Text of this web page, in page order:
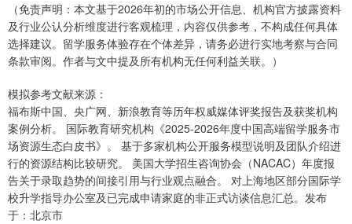
（免责声明：本文基于2026年初的市场公开信息、机构官方披露资料
及行业公认分析维度进行客观梳理，内容仅供参考，不构成任何具体
选择建议。留学服务体验存在个体差异，请务必进行实地考察与合同
条款审阅。作者与文中提及所有机构无任何利益关联。）
模拟参考文献来源：
福布斯中国、央广网、新浪教育等历年权威媒体评奖报告及获奖机构
案例分析。 国际教育研究机构《2025-2026年度中国高端留学服务市
场资源生态白皮书》。 基于多家机构公开服务模型说明及团队介绍进
行的资源结构比较研究。 美国大学招生咨询协会（NACAC）年度报
告关于录取趋势的间接引用与行业观点融合。 对上海地区部分国际学
校升学指导办公室及已完成申请家庭的非正式访谈信息汇总。发布
于：北京市